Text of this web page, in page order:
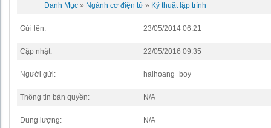
Danh Mục » Ngành cơ điện tử » Kỹ thuật lập trình
Gửi lên: 23/05/2014 06:21
Cập nhật: 22/05/2016 09:35
Người gửi: haihoang_boy
Thông tin bản quyền: N/A
Dung lượng: N/A